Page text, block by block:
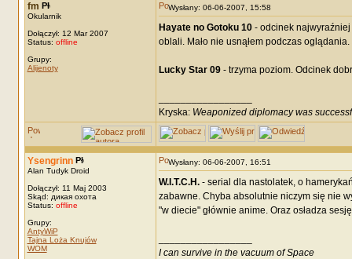
fm
Okularnik
Dołączył: 12 Mar 2007
Status: offline
Grupy:
Alijenoty
Wysłany: 06-06-2007, 15:58
Hayate no Gotoku 10- odcinek najwyraźniej
oblali. Mało nie usnąłem podczas oglądania.
Lucky Star 09- trzyma poziom. Odcinek
Kryska: Weaponized diplomacy was
Ysengrinn
Alan Tudyk Droid
Dołączył: 11 Maj 2003
Skąd: дикая охота
Status: offline
Grupy:
AntyWiP
Tajna Loża Knujów
WOM
Wysłany: 06-06-2007, 16:51
W.I.T.C.H.- serial dla nastolatek, o
zabawne. Chyba absolutnie niczym się nie
"w diecie" głównie anime. Oraz osładza
I can survive in the vacuum of Space